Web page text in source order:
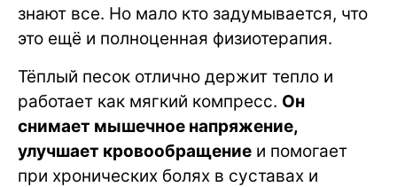
знают все. Но мало кто задумывается, что
это ещё и полноценная физиотерапия.
Тёплый песок отлично держит тепло и
работает как мягкий компресс. Он
снимает мышечное напряжение,
улучшает кровообращение и помогает
при хронических болях в суставах и